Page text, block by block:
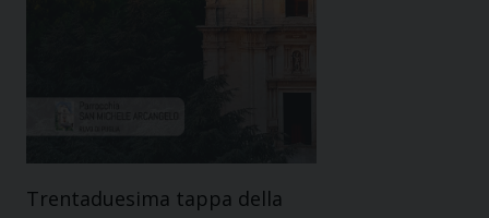
Trentaduesima tappa della